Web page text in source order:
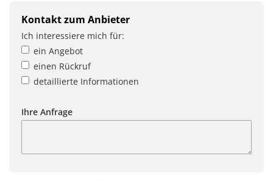
Kontakt zum Anbieter
Ich interessiere mich für:
ein Angebot
einen Rückruf
detaillierte Informationen
Ihre Anfrage